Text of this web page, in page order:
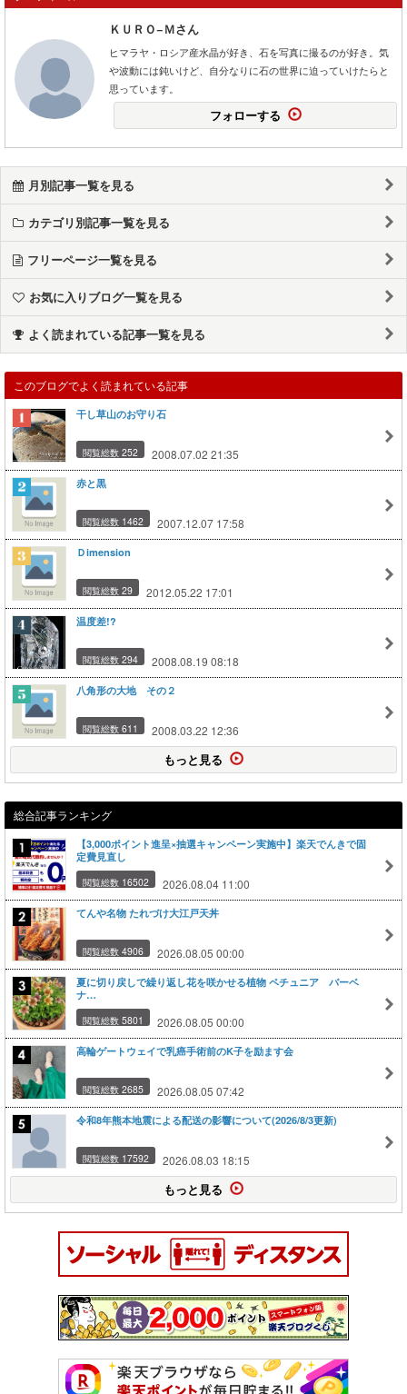
ＫＵＲＯ−Ｍさん
ヒマラヤ・ロシア産水晶が好き、石を写真に撮るのが好き。気
や波動には鈍いけど、自分なりに石の世界に迫っていけたらと
思っています。
フォローする
月別記事一覧を見る
カテゴリ別記事一覧を見る
フリーページ一覧を見る
お気に入りブログ一覧を見る
よく読まれている記事一覧を見る
このブログでよく読まれている記事
干し草山のお守り石
閲覧総数 252 2008.07.02 21:35
赤と黒
閲覧総数 1462 2007.12.07 17:58
Ｄimension
閲覧総数 29 2012.05.22 17:01
温度差!?
閲覧総数 294 2008.08.19 08:18
八角形の大地 その２
閲覧総数 611 2008.03.22 12:36
もっと見る
総合記事ランキング
【3,000ポイント進呈×抽選キャンペーン実施中】楽天でんきで固
定費見直し
閲覧総数 16502
2026.08.04 11:00
てんや名物 たれづけ大江戸天丼
閲覧総数 4906 2026.08.05 00:00
夏に切り戻しで繰り返し花を咲かせる植物 ペチュニア バーベ
ナ…
閲覧総数 5801
2026.08.05 00:00
高輪ゲートウェイで乳癌手術前のK子を励ます会
閲覧総数 2685 2026.08.05 07:42
令和8年熊本地震による配送の影響について(2026/8/3更新)
閲覧総数 17592 2026.08.03 18:15
もっと見る